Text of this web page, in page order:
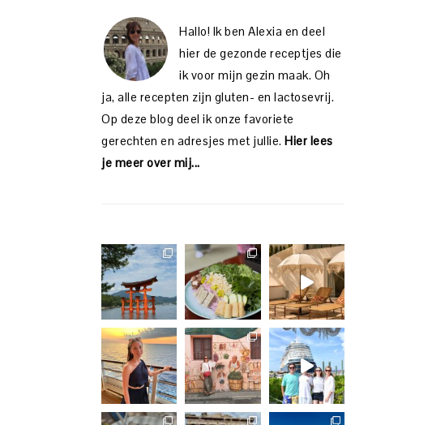
Hallo! Ik ben Alexia en deel
hier de gezonde receptjes die
ik voor mijn gezin maak. Oh
ja, alle recepten zijn gluten- en lactosevrij.
Op deze blog deel ik onze favoriete
gerechten en adresjes met jullie. Hier lees
je meer over mij...